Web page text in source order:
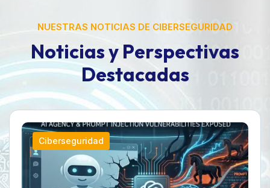
NUESTRAS NOTICIAS DE CIBERSEGURIDAD
Noticiasy Perspectivas
Destacadas
Ciberseguridad